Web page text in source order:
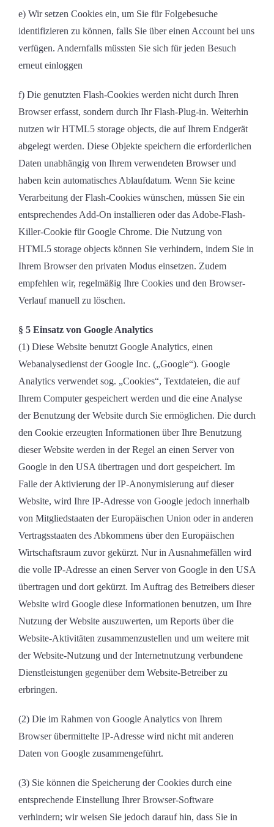
e) Wir setzen Cookies ein, um Sie für Folgebesuche
identifizieren zu können, falls Sie über einen Account bei uns
verfügen. Andernfalls müssten Sie sich für jeden Besuch
erneut einloggen
f) Die genutzten Flash-Cookies werden nicht durch Ihren
Browser erfasst, sondern durch Ihr Flash-Plug-in. Weiterhin
nutzen wir HTML5 storage objects, die auf Ihrem Endgerät
abgelegt werden. Diese Objekte speichern die erforderlichen
Daten unabhängig von Ihrem verwendeten Browser und
haben kein automatisches Ablaufdatum. Wenn Sie keine
Verarbeitung der Flash-Cookies wünschen, müssen Sie ein
entsprechendes Add-On installieren oder das Adobe-Flash-
Killer-Cookie für Google Chrome. Die Nutzung von
HTML5 storage objects können Sie verhindern, indem Sie in
Ihrem Browser den privaten Modus einsetzen. Zudem
empfehlen wir, regelmäßig Ihre Cookies und den Browser-
Verlauf manuell zu löschen.
§ 5 Einsatz von Google Analytics
(1) Diese Website benutzt Google Analytics, einen
Webanalysedienst der Google Inc. („Google“). Google
Analytics verwendet sog. „Cookies“, Textdateien, die auf
Ihrem Computer gespeichert werden und die eine Analyse
der Benutzung der Website durch Sie ermöglichen. Die durch
den Cookie erzeugten Informationen über Ihre Benutzung
dieser Website werden in der Regel an einen Server von
Google in den USA übertragen und dort gespeichert. Im
Falle der Aktivierung der IP-Anonymisierung auf dieser
Website, wird Ihre IP-Adresse von Google jedoch innerhalb
von Mitgliedstaaten der Europäischen Union oder in anderen
Vertragsstaaten des Abkommens über den Europäischen
Wirtschaftsraum zuvor gekürzt. Nur in Ausnahmefällen wird
die volle IP-Adresse an einen Server von Google in den USA
übertragen und dort gekürzt. Im Auftrag des Betreibers dieser
Website wird Google diese Informationen benutzen, um Ihre
Nutzung der Website auszuwerten, um Reports über die
Website-Aktivitäten zusammenzustellen und um weitere mit
der Website-Nutzung und der Internetnutzung verbundene
Dienstleistungen gegenüber dem Website-Betreiber zu
erbringen.
(2) Die im Rahmen von Google Analytics von Ihrem
Browser übermittelte IP-Adresse wird nicht mit anderen
Daten von Google zusammengeführt.
(3) Sie können die Speicherung der Cookies durch eine
entsprechende Einstellung Ihrer Browser-Software
verhindern; wir weisen Sie jedoch darauf hin, dass Sie in